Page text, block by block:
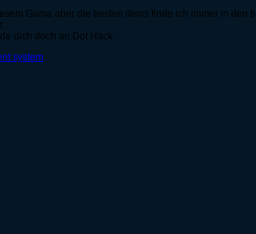
Game aber die besten items finde ich immer in den
dich doch an Dot Hack.